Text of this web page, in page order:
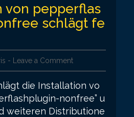
von pepperflas
schlägt fe
- Leave a Comment
die Installation vo
nonfree” u
weiteren Distributione